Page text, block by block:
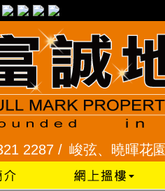
峻弦、曉暉花園 2345